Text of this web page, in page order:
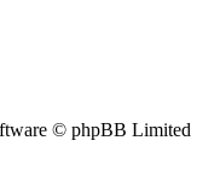
© phpBB Limited